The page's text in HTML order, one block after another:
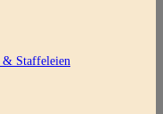
Staffeleien